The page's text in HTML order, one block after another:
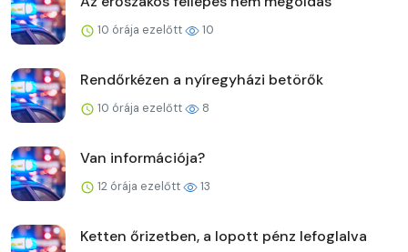
10 órája ezelőtt 10
Rendőrkézen a nyíregyházi betörők
10 órája ezelőtt 8
Van információja?
12 órája ezelőtt 13
Ketten őrizetben, a lopott pénz lefoglalva